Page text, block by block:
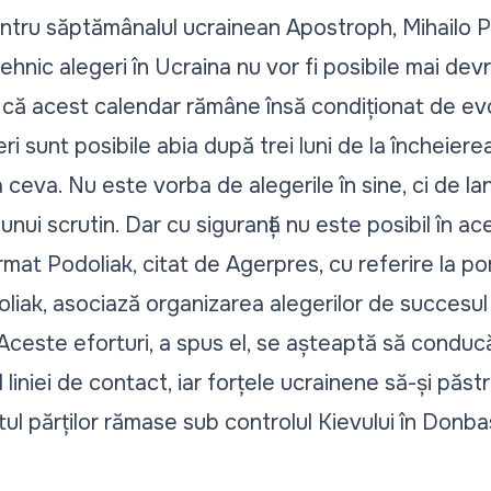
săptămânalul ucrainean Apostroph, Mihailo
alegeri în Ucraina nu vor fi posibile mai
acest calendar rămâne însă condiționat de
sunt posibile abia după trei luni de la
ceva. Nu este vorba de alegerile în sine, ci de
scrutin. Dar cu siguranță nu este posibil în
Podoliak, citat de Agerpres, cu referire la
asociază organizarea alegerilor de
eforturi, a spus el, se așteaptă să
de contact, iar forțele ucrainene să-și
părților rămase sub controlul Kievului în